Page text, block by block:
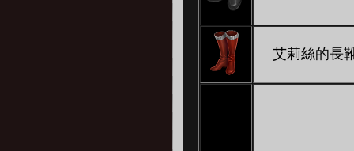
艾莉絲的長